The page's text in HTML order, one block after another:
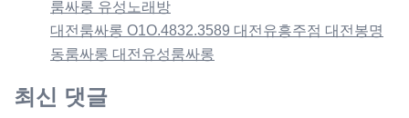
룸싸롱 유성노래방
대전룸싸롱 O1O.4832.3589 대전유흥주점 대전봉명
동룸싸롱 대전유성룸싸롱
최신 댓글